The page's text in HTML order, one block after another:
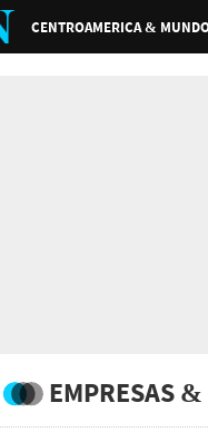
CENTROAMERICA &
EMPRESAS